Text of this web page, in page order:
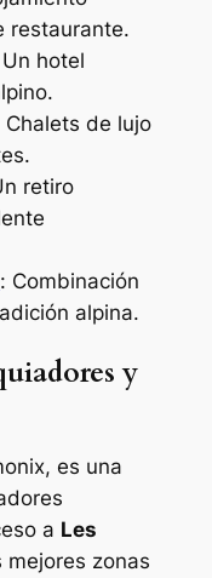
restaurante.
hotel
Chalets de lujo
retiro
: Combinación
alpina.
y
es una
a Les
mejores zonas